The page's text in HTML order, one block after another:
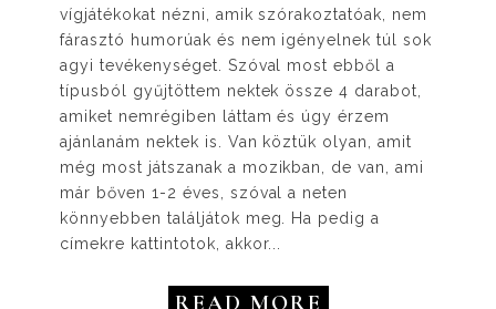
vígjátékokat nézni, amik szórakoztatóak, nem
fárasztó humorúak és nem igényelnek túl sok
agyi tevékenységet. Szóval most ebből a
típusból gyűjtöttem nektek össze 4 darabot,
amiket nemrégiben láttam és úgy érzem
ajánlanám nektek is. Van köztük olyan, amit
még most játszanak a mozikban, de van, ami
már bőven 1-2 éves, szóval a neten
könnyebben találjátok meg. Ha pedig a
címekre kattintotok, akkor...